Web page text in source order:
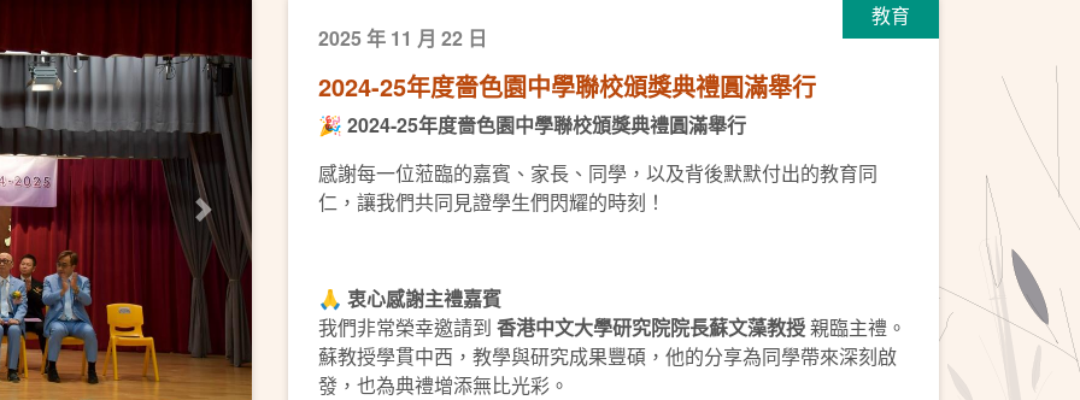
下一頁
教育
2025 年 11 月 22 日
2024-25年度嗇色園中學聯校頒獎典禮圓滿舉行
🎉 2024-25年度嗇色園中學聯校頒獎典禮圓滿舉行
感謝每一位蒞臨的嘉賓、家長、同學，以及背後默默付出的教育同
仁，讓我們共同見證學生們閃耀的時刻！
🙏 衷心感謝主禮嘉賓
我們非常榮幸邀請到 香港中文大學研究院院長蘇文藻教授親臨主禮。
蘇教授學貫中西，教學與研究成果豐碩，他的分享為同學帶來深刻啟
發，也為典禮增添無比光彩。